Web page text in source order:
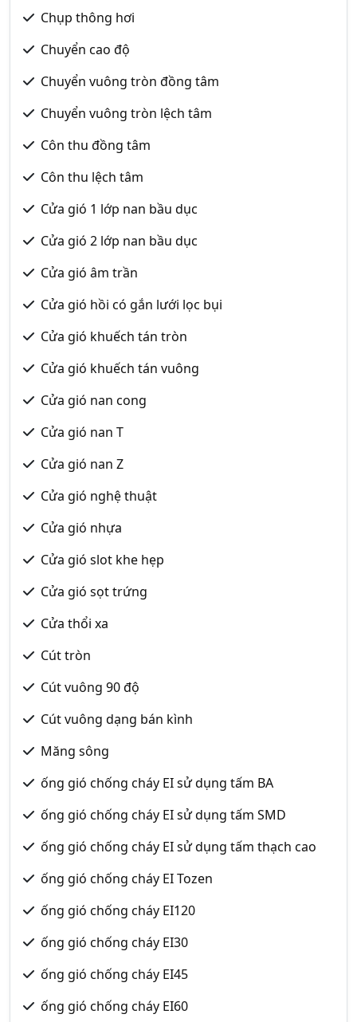
Chụp thông hơi
Chuyển cao độ
Chuyển vuông tròn đồng tâm
Chuyển vuông tròn lệch tâm
Côn thu đồng tâm
Côn thu lệch tâm
Cửa gió 1 lớp nan bầu dục
Cửa gió 2 lớp nan bầu dục
Cửa gió âm trần
Cửa gió hồi có gắn lưới lọc bụi
Cửa gió khuếch tán tròn
Cửa gió khuếch tán vuông
Cửa gió nan cong
Cửa gió nan T
Cửa gió nan Z
Cửa gió nghệ thuật
Cửa gió nhựa
Cửa gió slot khe hẹp
Cửa gió sọt trứng
Cửa thổi xa
Cút tròn
Cút vuông 90 độ
Cút vuông dạng bán kình
Măng sông
ống gió chống cháy EI sử dụng tấm BA
ống gió chống cháy EI sử dụng tấm SMD
ống gió chống cháy EI sử dụng tấm thạch cao
ống gió chống cháy EI Tozen
ống gió chống cháy EI120
ống gió chống cháy EI30
ống gió chống cháy EI45
ống gió chống cháy EI60